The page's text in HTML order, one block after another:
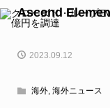
Ascend
2023.09.12
海外, 海外ニュース